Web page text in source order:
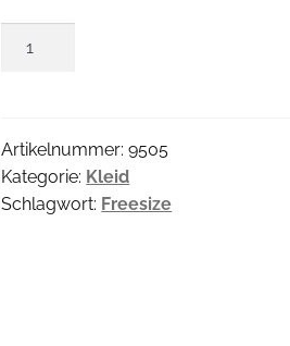
Artikelnummer:9505
Kategorie: Kleid
Schlagwort: Freesize